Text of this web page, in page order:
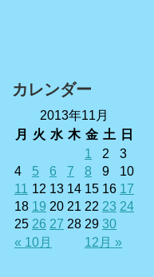
カレンダー
2013年11月
月
火 水 木 金 土 日
« 10月 12月 »
1 2
3
4
5 6 7 8 9
10
11 12 13 14 15 16 17
18 19 20 21 22 23 24
25 26 27 28 29 30